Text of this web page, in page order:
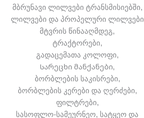
მბრუნავი ლილვები ტრანსმისიებში,
ლილვები და პროპელური ლილვები
მტვრის წინააღმდეგ,
ტრაქტორები,
გადაცემათა კოლოფი,
Სარეცხი მანქანები,
ბორბლების საკისრები,
ბორბლების კერები და ღერძები,
ფილტრები,
სასოფლო-სამეურნეო, სატყეო და